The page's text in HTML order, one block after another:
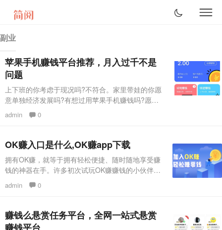
副业
苹果手机赚钱平台推荐，月入过千不是
问题
上下班的你考虑于现况吗?不符合。家里带娃的你愿
意单独经济发展吗?有想过用苹果手机赚钱吗?愿
意。散漫的你要轻轻松松的挣点零用钱吗?特想。你
就没错，你就运用简易的专用工具~手机上~做兼职
个。 这份苹果赚钱app对你们来说更合适。 强烈推
荐苹果手机赚钱平台： 赚钱吧有各式各样的每日任
务任你选择自个心爱的每日任务。想多挣钱就多共享
身旁的亲戚朋
admin 0
OK赚入口是什么,OK赚app下载
拥有OK赚，就等于拥有轻松便捷、随时随地享受赚
钱的神器在手。许多初次试玩OK赚赚钱的小伙伴，
都会发现这样一个问题，赚钱软件为什么在手机桌面
上要有2个图标?OK赚入口是什么?OK赚钥匙是什
来给大家解释一下这个问题的原因所在。 当大家采
用苹果手机安装OK赚赚钱的时候，就会看到桌面出
admin 0
赚钱么悬赏任务平台，全网一站式悬赏
赚钱平台